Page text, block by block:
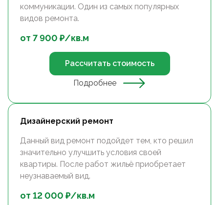
коммуникации. Один из самых популярных
видов ремонта.
от 7 900 ₽/кв.м
Рассчитать стоимость
Подробнее
Дизайнерский ремонт
Данный вид ремонт подойдет тем, кто решил
значительно улучшить условия своей
квартиры. После работ жильё приобретает
неузнаваемый вид.
от 12 000 ₽/кв.м